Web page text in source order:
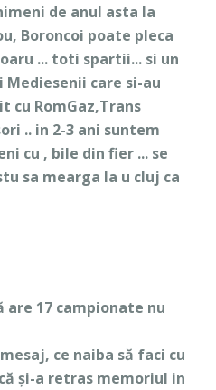
de anul asta la
Boroncoi poate pleca
... toti spartii... si un
care si-au
cu RomGaz,Trans
.. in 2-3 ani suntem
cu , bile din fier ... se
sa mearga la u cluj ca
are 17 campionate nu
ce naiba să faci cu
și-a retras memoriul in